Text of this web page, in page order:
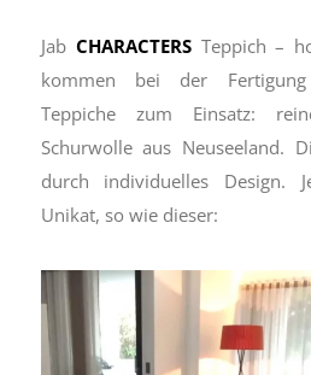
Jab CHARACTERSTeppich –
kommen bei der
Teppiche zum Einsatz:
Schurwolle aus Neuseeland.
durch individuelles Design.
Unikat, so wie dieser: